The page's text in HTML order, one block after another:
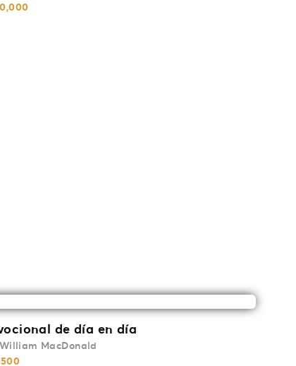
de día en día
William MacDonald